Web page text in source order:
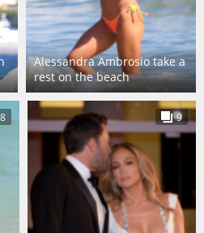
Alessandra Ambrosio take a
rest on the beach
8 9